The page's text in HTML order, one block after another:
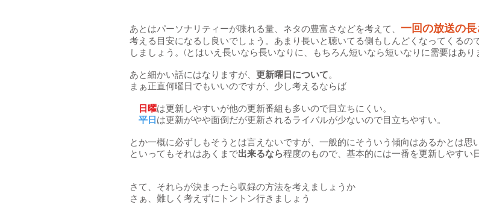
あとはパーソナリティーが喋れる量、ネタの豊富さなどを考えて、 一回の放送の
考える目安になるし良いでしょう。あまり長いと聴いてる側もしんどくなってくるの
しましょう。(とはいえ長いなら長いなりに、もちろん短いなら短いなりに需要はあり
あと細かい話にはなりますが、 更新曜日について。
まぁ正直何曜日でもいいのですが、少し考えるならば
日曜は更新しやすいが他の更新番組も多いので目立ちにくい。
平日 は更新がやや面倒だが更新されるライバルが少ないので目立ちやすい。
とか一概に必ずしもそうとは言えないですが、一般的にそういう傾向はあるかとは思
といってもそれはあくまで出来るなら程度のもので、基本的には一番を更新しやすい
さて、それらが決まったら収録の方法を考えましょうか
さぁ、難しく考えずにトントン行きましょう